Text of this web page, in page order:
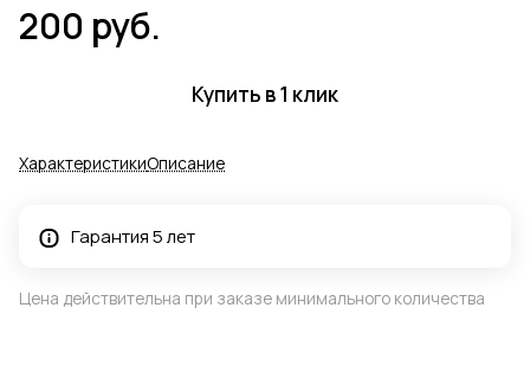
200 руб.
Купить в 1 клик
ХарактеристикиОписание
Гарантия 5 лет
Цена действительна при заказе минимального количества